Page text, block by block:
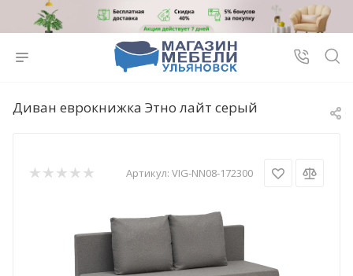
Диван еврокнижка Этно лайт серый
Артикул: VIG-NN08-172300